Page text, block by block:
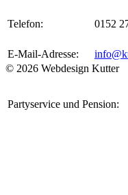
Telefon: 0152
E-Mail-Adresse:
© 2026 Webdesign Kutter
Partyservice und Pension: